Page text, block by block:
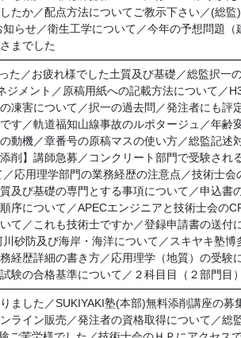
たか／配点方法についてご教示下さい／(総
らせ／衛生工学について／今年の予想問題
までした
た／お疲れ様でした土質及び基礎／総監択一
ジメント／原稿用紙への記載方法について／
凍害について／択一の過去問／発注者にも評
す／軌道福知山線事故のルポタージュ／年齢
動機／章番号の原稿マスの使い方／総監記述
削】講師急募／コンクリート部門で受験され
応用理学部門の業務経歴の注意点／技術士
及び基礎の専門とする事項について／申込書
序について／APECエンジニアと技術士会の
て／これも技術士ですか／登録申請書の送付
砂防及び海岸・海洋について／スキヤキ塾
経歴詳細の書き方／応用理学（地質）の受
験の合格基準について／２科目目（２部門目
ました／SUKIYAKI塾(本部)無料添削講座の
ライン販売／発注者の資格取得について／総